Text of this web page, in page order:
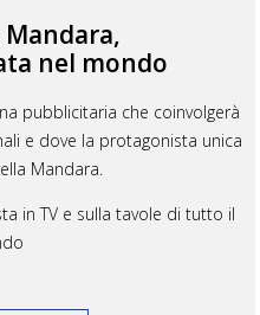
nel mondo
pubblicitaria che coinvolgerà
e dove la protagonista unica
Mandara.
in TV e sulla tavole di tutto il